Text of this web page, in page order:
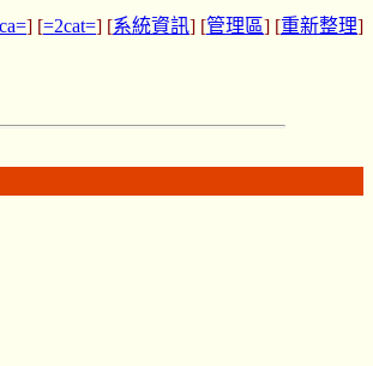
] [=2cat=] [系統資訊] [管理區] [重新整理]